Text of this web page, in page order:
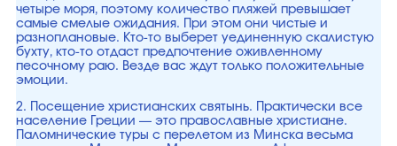
четыре моря, поэтому количество пляжей превышает
самые смелые ожидания. При этом они чистые и
разноплановые. Кто-то выберет уединенную скалистую
бухту, кто-то отдаст предпочтение оживленному
песочному раю. Везде вас ждут только положительные
эмоции.
2. Посещение христианских святынь. Практически все
население Греции — это православные христиане.
Паломнические туры с перелетом из Минска весьма